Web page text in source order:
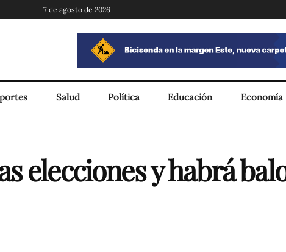
7 de agosto de 2026
Salud Política Educación Economía
elecciones y habrá